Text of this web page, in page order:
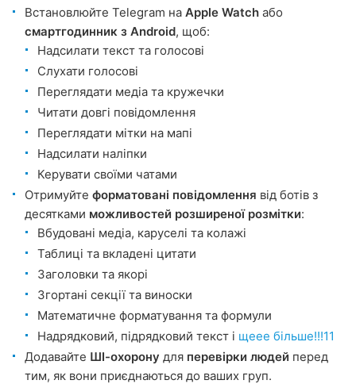
Встановлюйте Telegram на Apple Watch або
смартгодинник з Android, щоб:
Надсилати текст та голосові
Слухати голосові
Переглядати медіа та кружечки
Читати довгі повідомлення
Переглядати мітки на мапі
Надсилати наліпки
Керувати своїми чатами
Отримуйте форматовані повідомлення від ботів з
десятками можливостей розширеної розмітки:
Вбудовані медіа, каруселі та колажі
Таблиці та вкладені цитати
Заголовки та якорі
Згортані секції та виноски
Математичне форматування та формули
Надрядковий, підрядковий текст і щеее більше!!!11
Додавайте ШІ-охорону для перевірки людей перед
тим, як вони приєднаються до ваших груп.